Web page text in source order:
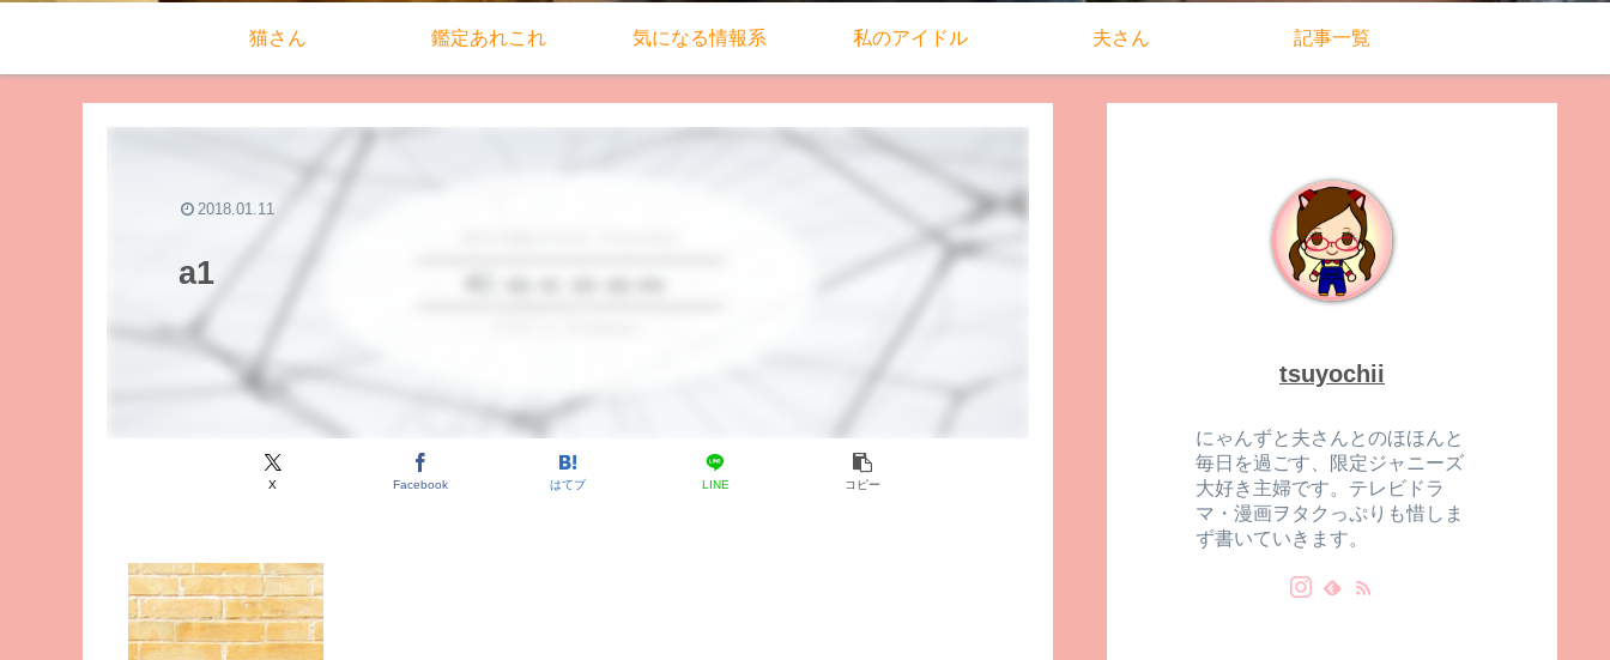
猫さん 鑑定あれこれ 気になる情報系 私のアイドル 夫さん 記事一覧
a1
X Facebook はてブ LINE コピー
2018.01.11
tsuyochii
にゃんずと夫さんとのほほんと
毎日を過ごす、限定ジャニーズ
大好き主婦です。テレビドラ
マ・漫画ヲタクっぷりも惜しま
ず書いていきます。